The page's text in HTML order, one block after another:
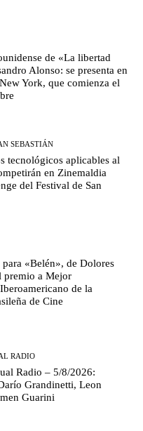
de «La libertad
Alonso: se presenta en
York, que comienza el
SEBASTIÁN
tecnológicos aplicables al
en Zinemaldia
del Festival de San
«Belén», de Dolores
premio a Mejor
de la
de Cine
RADIO
Radio – 5/8/2026:
Grandinetti, Leon
Guarini